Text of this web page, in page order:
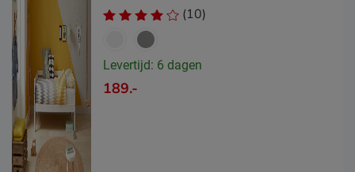
(10)
Levertijd: 6 dagen
189.-